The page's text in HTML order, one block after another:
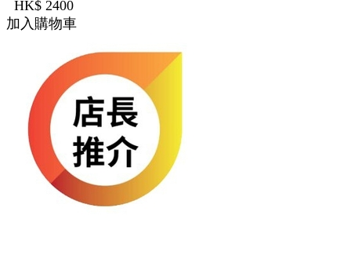
HK$ 2400
加入購物車